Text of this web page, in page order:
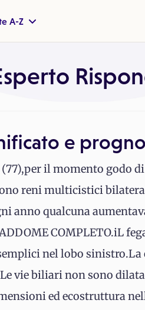
A-Z
e
il momento godo
reni multicistici
anno qualcuna
COMPLETO.iL
nel lobo
vie biliari non sono
ed ecostruttura